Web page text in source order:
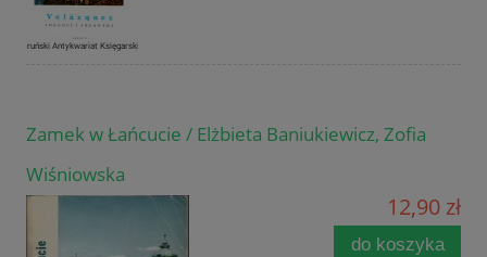
Zamek w Łańcucie / Elżbieta Baniukiewicz, Zofia
Wiśniowska
12,90 zł
do koszyka